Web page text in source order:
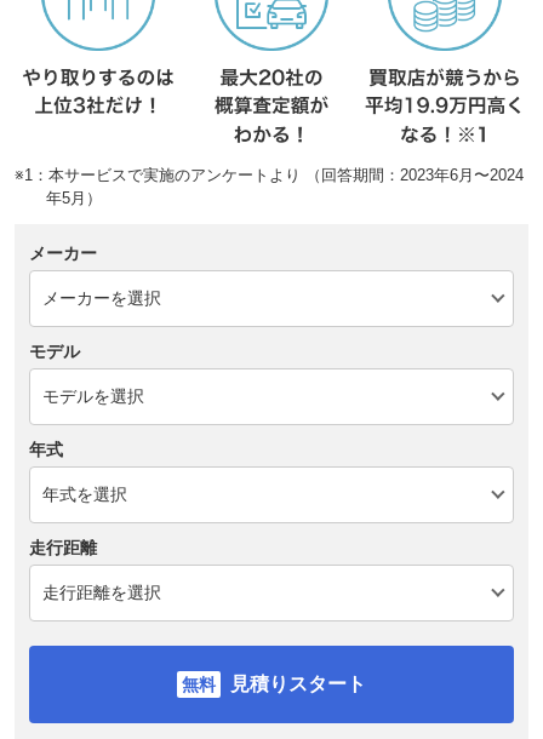
※1：本サービスで実施のアンケートより （回答期間：2023年6月〜2024
年5月）
メーカー
モデル
年式
走行距離
見積りスタート